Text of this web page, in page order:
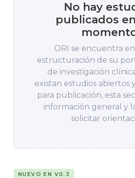
No hay
publicados
ORI se encuentra
estructuración de su
de investigación
existan estudios abiertos
para publicación, esta
información general y
solicitar
NUEVO EN V0.3